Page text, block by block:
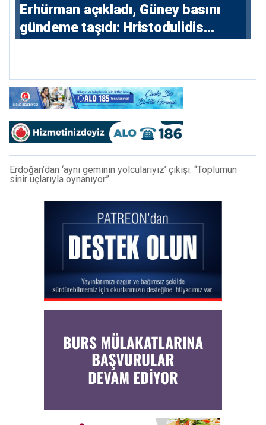
Erhürman açıkladı, Güney basını
gündeme taşıdı: Hristodulidis
Erdoğan’dan ‘aynı geminin yolcularıyız’ çıkışı: “Toplumun
sinir uçlarıyla oynanıyor”